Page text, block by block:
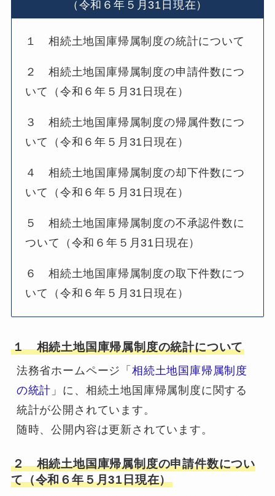
（令和６年５月31日現在）
１ 相続土地国庫帰属制度の統計について
２ 相続土地国庫帰属制度の申請件数につ
いて（令和６年５月31日現在）
３ 相続土地国庫帰属制度の帰属件数につ
いて（令和６年５月31日現在）
４ 相続土地国庫帰属制度の却下件数につ
いて（令和６年５月31日現在）
５ 相続土地国庫帰属制度の不承認件数に
ついて（令和６年５月31日現在）
６ 相続土地国庫帰属制度の取下件数につ
いて（令和６年５月31日現在）
１ 相続土地国庫帰属制度の統計について
法務省ホームページ「 相続土地国庫帰属制度
の統計 」に、相続土地国庫帰属制度に関する
統計が公開されています。
随時、公開内容は更新されています。
２ 相続土地国庫帰属制度の申請件数につい
て（令和６年５月31日現在）